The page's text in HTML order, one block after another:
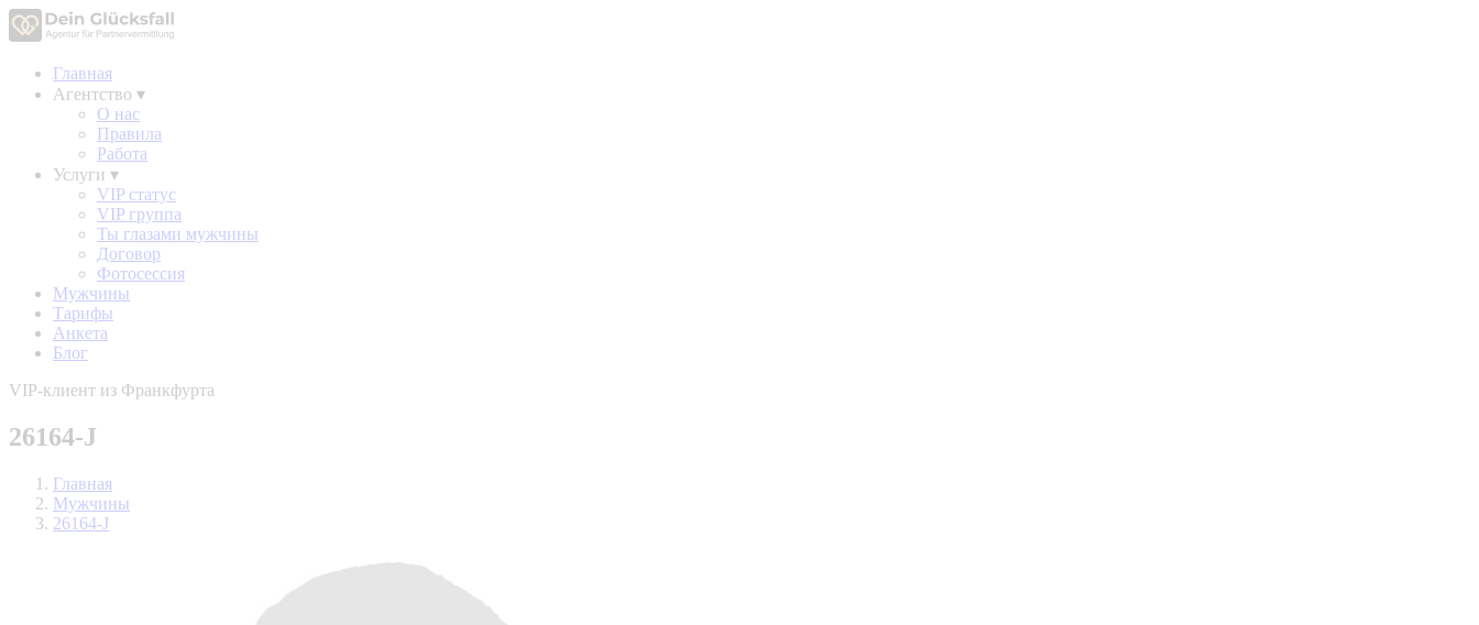
Главная
Агентство ▾
О нас
Правила
Работа
Услуги ▾
VIP статус
VIP группа
Ты глазами мужчины
Договор
Фотосессия
Мужчины
Тарифы
Анкета
Блог
VIP-клиент из Франкфурта
26164-J
Главная
Мужчины
26164-J